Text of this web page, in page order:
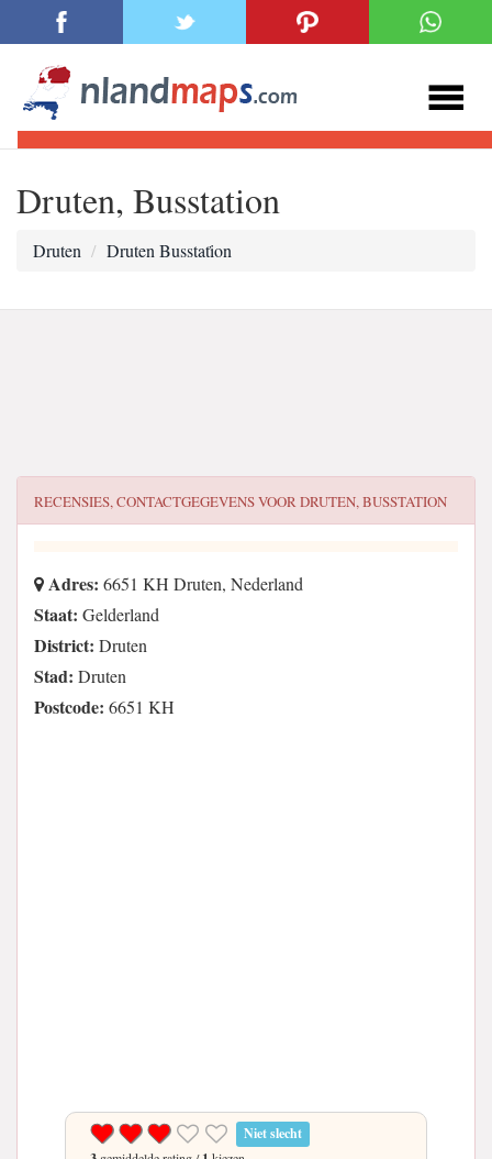
Druten, Busstation
Druten Druten Busstati̇on
RECENSIES, CONTACTGEGEVENS VOORDRUTEN, BUSSTATION
Adres: 6651 KH Druten, Nederland
Staat: Gelderland
District: Druten
Stad: Druten
Postcode: 6651 KH
Niet slecht